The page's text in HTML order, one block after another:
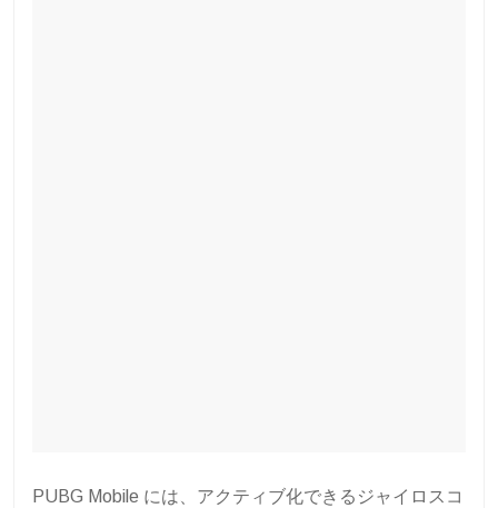
PUBG Mobile には、アクティブ化できるジャイロスコ